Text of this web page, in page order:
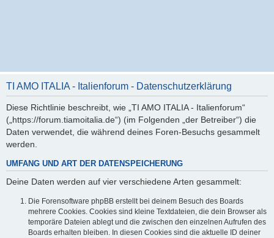
TI AMO ITALIA - Italienforum - Datenschutzerklärung
Diese Richtlinie beschreibt, wie „TI AMO ITALIA - Italienforum“
(„https://forum.tiamoitalia.de“) (im Folgenden „der Betreiber“) die
Daten verwendet, die während deines Foren-Besuchs gesammelt
werden.
UMFANG UND ART DER DATENSPEICHERUNG
Deine Daten werden auf vier verschiedene Arten gesammelt:
Die Forensoftware phpBB erstellt bei deinem Besuch des Boards
mehrere Cookies. Cookies sind kleine Textdateien, die dein Browser als
temporäre Dateien ablegt und die zwischen den einzelnen Aufrufen des
Boards erhalten bleiben. In diesen Cookies sind die aktuelle ID deiner